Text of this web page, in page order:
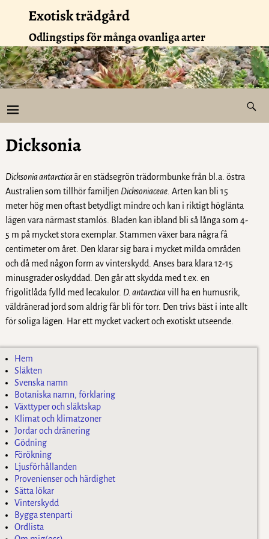
Exotisk trädgård
Odlingstips för många ovanliga arter
Dicksonia
Dicksoniaantarcticaär en städsegrön trädormbunke från bl.a. östra
Australien som tillhör familjen Dicksoniaceae. Arten kan bli 15
meter hög men oftast betydligt mindre och kan i riktigt höglänta
lägen vara närmast stamlös. Bladen kan ibland bli så långa som 4-
5 m på mycket stora exemplar. Stammen växer bara några få
centimeter om året. Den klarar sig bara i mycket milda områden
och då med någon form av vinterskydd. Anses bara klara 12-15
minusgrader oskyddad. Den går att skydda med t.ex. en
frigolitlåda fylld med lecakulor. D. antarcticavill ha en humusrik,
väldränerad jord som aldrig får bli för torr. Den trivs bäst i inte allt
för soliga lägen. Har ett mycket vackert och exotiskt utseende.
Hem
Släkten
Svenska namn
Botaniska namn, förklaring
Växttyper och släktskap
Klimat och klimatzoner
Jordar och dränering
Gödning
Förökning
Ljusförhållanden
Provenienser och härdighet
Sätta lökar
Vinterskydd
Bygga stenparti
Ordlista